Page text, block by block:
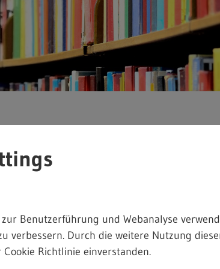
zur Benutzerführung und Webanalyse
verbessern. Durch die weitere Nutzung
Richtlinie einverstanden.